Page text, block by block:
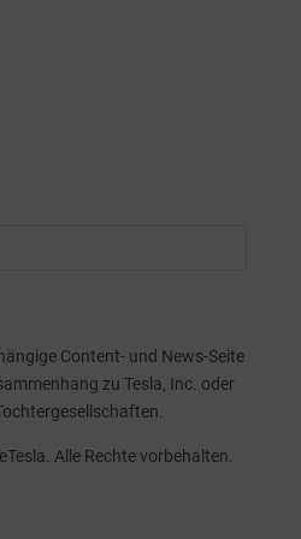
Content- und News-Seite
zu Tesla, Inc. oder
Alle Rechte vorbehalten.